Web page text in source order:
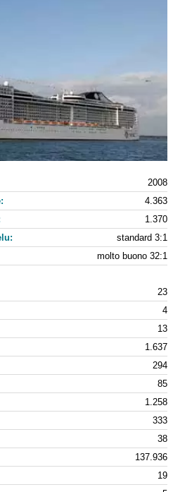
2008
4.363
1.370
standard 3:1
molto buono 32:1
23
4
13
1.637
294
85
1.258
333
38
137.936
19